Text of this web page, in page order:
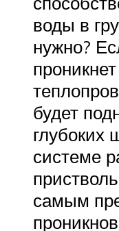
воды в
нужно?
будет
глубоких
системе
самым